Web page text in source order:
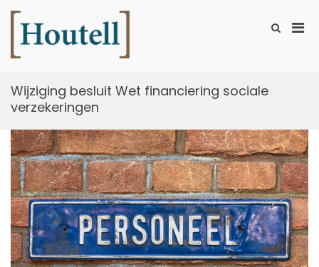
naar
inhoud
Toon
Wijziging besluit Wet financiering sociale
verzekeringen